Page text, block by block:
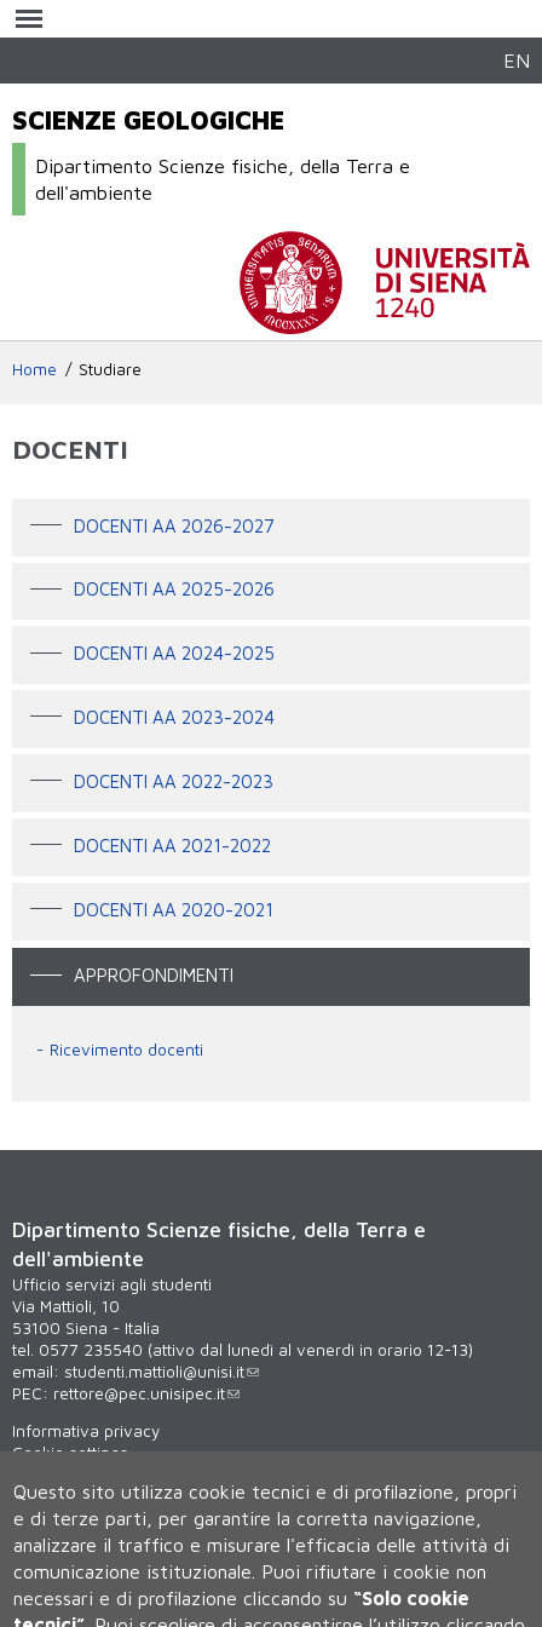
contenuto
EN
SCIENZE GEOLOGICHE
Dipartimento Scienze fisiche, della Terra e
dell'ambiente
Home Studiare
DOCENTI
DOCENTI AA 2026-2027
DOCENTI AA 2025-2026
DOCENTI AA 2024-2025
DOCENTI AA 2023-2024
DOCENTI AA 2022-2023
DOCENTI AA 2021-2022
DOCENTI AA 2020-2021
APPROFONDIMENTI
Ricevimento docenti
Dipartimento Scienze fisiche, della Terra e
dell'ambiente
Ufficio servizi agli studenti
Via Mattioli, 10
53100 Siena - Italia
tel. 0577 235540 (attivo dal lunedì al venerdì in orario 12-13)
email: studenti.mattioli@unisi.it
PEC: rettore@pec.unisipec.it
Informativa privacy
Cookie settings
Virtual tour
WiFi - unisiWireless
Questo sito utilizza cookie tecnici e di profilazione, propri
e di terze parti, per garantire la corretta navigazione,
analizzare il traffico e misurare l'efficacia delle attività di
comunicazione istituzionale. Puoi rifiutare i cookie non
necessari e di profilazione cliccando su “Solo cookie